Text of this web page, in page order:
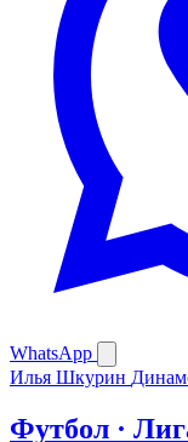
WhatsApp
Илья Шкурин
Футбол ·